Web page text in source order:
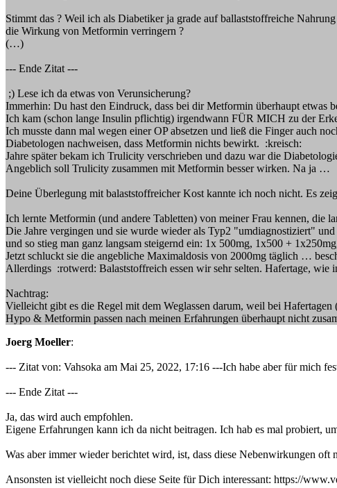
Stimmt das ? Weil ich als Diabetiker ja grade auf ballaststoffreiche
die Wirkung von Metformin verringern ?
(…)
--- Ende Zitat ---
;) Lese ich da etwas von Verunsicherung?
Immerhin: Du hast den Eindruck, dass bei dir Metformin überhaupt etwas
Ich kam (schon lange Insulin pflichtig) irgendwann FÜR MICH zu der
Ich musste dann mal wegen einer OP absetzen und ließ die Finger auch
Diabetologen nachweisen, dass Metformin nichts bewirkt. :kreisch:
Jahre später bekam ich Trulicity verschrieben und dazu war die
Angeblich soll Trulicity zusammen mit Metformin besser wirken. Na ja …
Deine Überlegung mit balaststoffreicher Kost kannte ich noch nicht. Es
Ich lernte Metformin (und andere Tabletten) von meiner Frau kennen, die
Die Jahre vergingen und sie wurde wieder als Typ2 "umdiagnostiziert"
und so stieg man ganz langsam steigernd ein: 1x 500mg, 1x500 +
Jetzt schluckt sie die angebliche Maximaldosis von 2000mg täglich …
Allerdings :rotwerd: Balaststoffreich essen wir sehr selten. Hafertage,
Nachtrag:
Vielleicht gibt es die Regel mit dem Weglassen darum, weil bei
Hypo & Metformin passen nach meinen Erfahrungen überhaupt nicht
Joerg Moeller:
--- Zitat von: Vahsoka am Mai 25, 2022, 17:16 ---Ich habe aber für mich
--- Ende Zitat ---
Ja, das wird auch empfohlen.
Eigene Erfahrungen kann ich da nicht beitragen. Ich hab es mal probiert,
Was aber immer wieder berichtet wird, ist, dass diese Nebenwirkungen
Ansonsten ist vielleicht noch diese Seite für Dich interessant: https://